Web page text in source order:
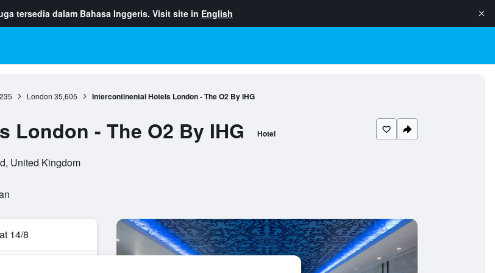
tersedia dalam Bahasa Inggeris. Visit site in English
London 35,605 Intercontinental Hotels London - The O2 By IHG
London - The O2 By IHG Hotel
United Kingdom
14/8